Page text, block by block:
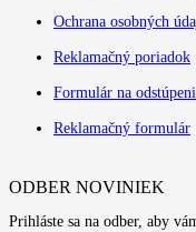
Ochrana osobných
Reklamačný poriadok
Formulár na
Reklamačný formulár
ODBER NOVINIEK
Prihláste sa na odber, aby